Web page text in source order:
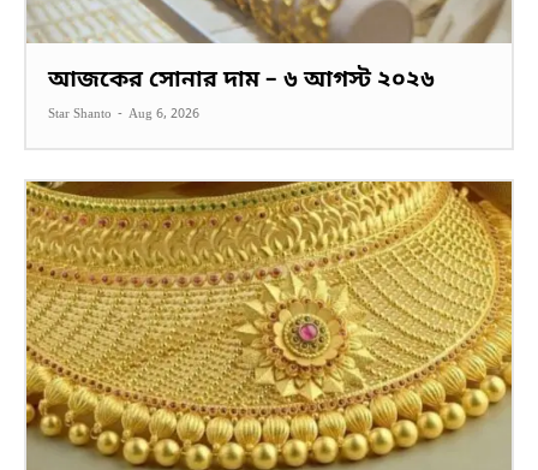
আজকের সোনার দাম – ৬ আগস্ট ২০২৬
Star Shanto - Aug 6, 2026